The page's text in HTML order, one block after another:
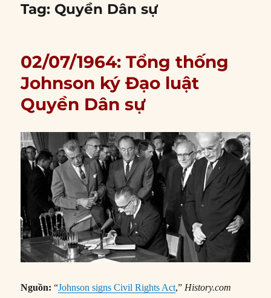
Tag: Quyền Dân sự
02/07/1964: Tổng thống
Johnson ký Đạo luật
Quyền Dân sự
Nguồn: “Johnson signs Civil Rights Act,” History.com